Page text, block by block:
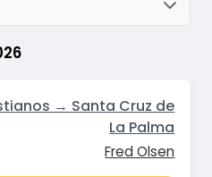
→ Santa Cruz de
La Palma
Fred Olsen